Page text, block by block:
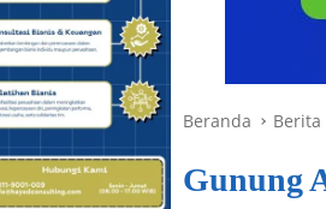
Beranda Berita
Gunung